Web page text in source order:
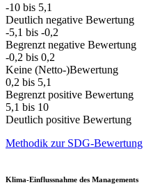
-10 bis 5,1
Deutlich negative Bewertung
-5,1 bis -0,2
Begrenzt negative Bewertung
-0,2 bis 0,2
Keine (Netto-)Bewertung
0,2 bis 5,1
Begrenzt positive Bewertung
5,1 bis 10
Deutlich positive Bewertung
Methodik zur SDG-Bewertung
Klima-Einflussnahme des Managements